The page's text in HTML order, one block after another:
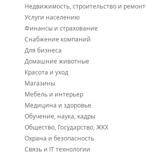
Недвижимость, строительство и ремонт
Услуги населению
Финансы и страхование
Снабжение компаний
Для бизнеса
Домашние животные
Красота и уход
Магазины
Мебель и интерьер
Медицина и здоровье
Обучение, наука, кадры
Общество, Государство, ЖКХ
Охрана и безопасность
Связь и IT технологии